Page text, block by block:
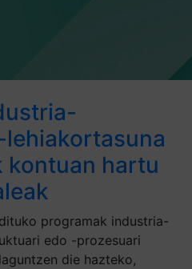
kontuan hartu
programak industria-
edo -prozesuari
die hazteko,